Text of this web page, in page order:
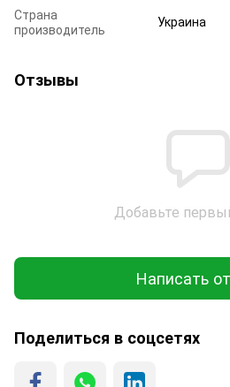
Страна
производитель
Украина
Отзывы
Добавьте
Написать
Поделиться в соцсетях